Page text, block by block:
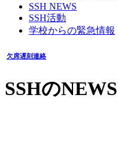
SSH NEWS
SSH活動
学校からの緊急情報
欠席遅刻連絡
SSHのNEWS